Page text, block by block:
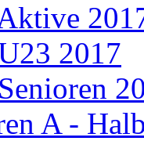
2017
A -